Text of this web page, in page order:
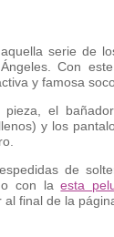
serie de
Con
y famosa
el
y los
de
con laesta
al final de la